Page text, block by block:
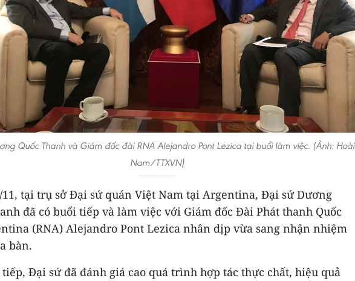
Quốc Thanh và Giám đốc đài RNA Alejandro Pont Lezica tại buổi làm việc. (Ảnh: Hoài
Nam/TTXVN)
11, tại trụ sở Đại sứ quán Việt Nam tại Argentina, Đại sứ Dương
đã có buổi tiếp và làm việc với Giám đốc Đài Phát thanh Quốc
(RNA) Alejandro Pont Lezica nhân dịp vừa sang nhận nhiệm
bàn.
Đại sứ đã đánh giá cao quá trình hợp tác thực chất, hiệu quả